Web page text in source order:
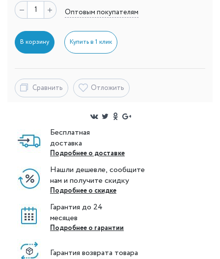
Оптовым покупателям
В корзину Купить в 1 клик
Сравнить Отложить
Бесплатная
доставка
Подробнее о доставке
Нашли дешевле, сообщите
нам и получите скидку
Подробнее о скидке
Гарантия до 24
месяцев
Подробнее о гарантии
Гарантия возврата товара